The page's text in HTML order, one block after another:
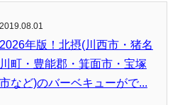
2019.08.01
2026年版！北摂(川西市・猪名
川町・豊能郡・箕面市・宝塚
市など)のバーベキューがで...